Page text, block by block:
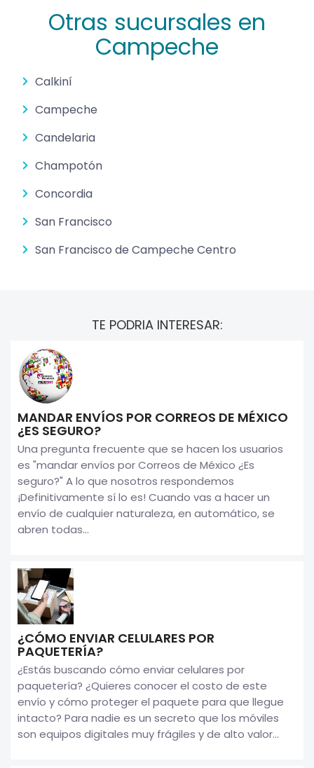
Otras sucursales en
Campeche
Calkiní
Campeche
Candelaria
Champotón
Concordia
San Francisco
San Francisco de Campeche Centro
TE PODRIA INTERESAR:
MANDAR ENVÍOS POR CORREOS DE MÉXICO
¿ES SEGURO?
Una pregunta frecuente que se hacen los usuarios
es "mandar envíos por Correos de México ¿Es
seguro?" A lo que nosotros respondemos
¡Definitivamente sí lo es! Cuando vas a hacer un
envío de cualquier naturaleza, en automático, se
abren todas...
¿CÓMO ENVIAR CELULARES POR
PAQUETERÍA?
¿Estás buscando cómo enviar celulares por
paquetería? ¿Quieres conocer el costo de este
envío y cómo proteger el paquete para que llegue
intacto? Para nadie es un secreto que los móviles
son equipos digitales muy frágiles y de alto valor...